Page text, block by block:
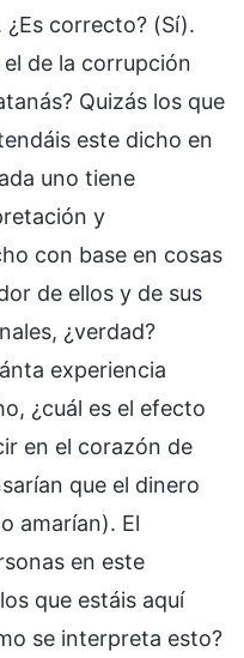
correcto? (Sí).
de la corrupción
Quizás los que
este dicho en
uno tiene
y
con base en cosas
de ellos y de sus
¿verdad?
experiencia
¿cuál es el efecto
en el corazón de
que el dinero
amarían). El
en este
que estáis aquí
se interpreta esto?